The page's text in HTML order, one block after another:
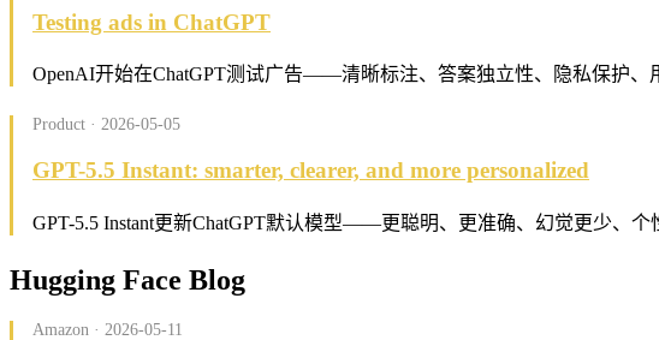
Testing ads in ChatGPT
OpenAI开始在ChatGPT测试广告——清晰标注、答案独立性、隐私保护、
Product · 2026-05-05
GPT-5.5 Instant: smarter, clearer, and more personalized
GPT-5.5 Instant更新ChatGPT默认模型——更聪明、更准确、幻觉更少、个
Hugging Face Blog
Amazon · 2026-05-11